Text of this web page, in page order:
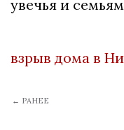
увечья и
взрыв дома в
← РАНЕЕ